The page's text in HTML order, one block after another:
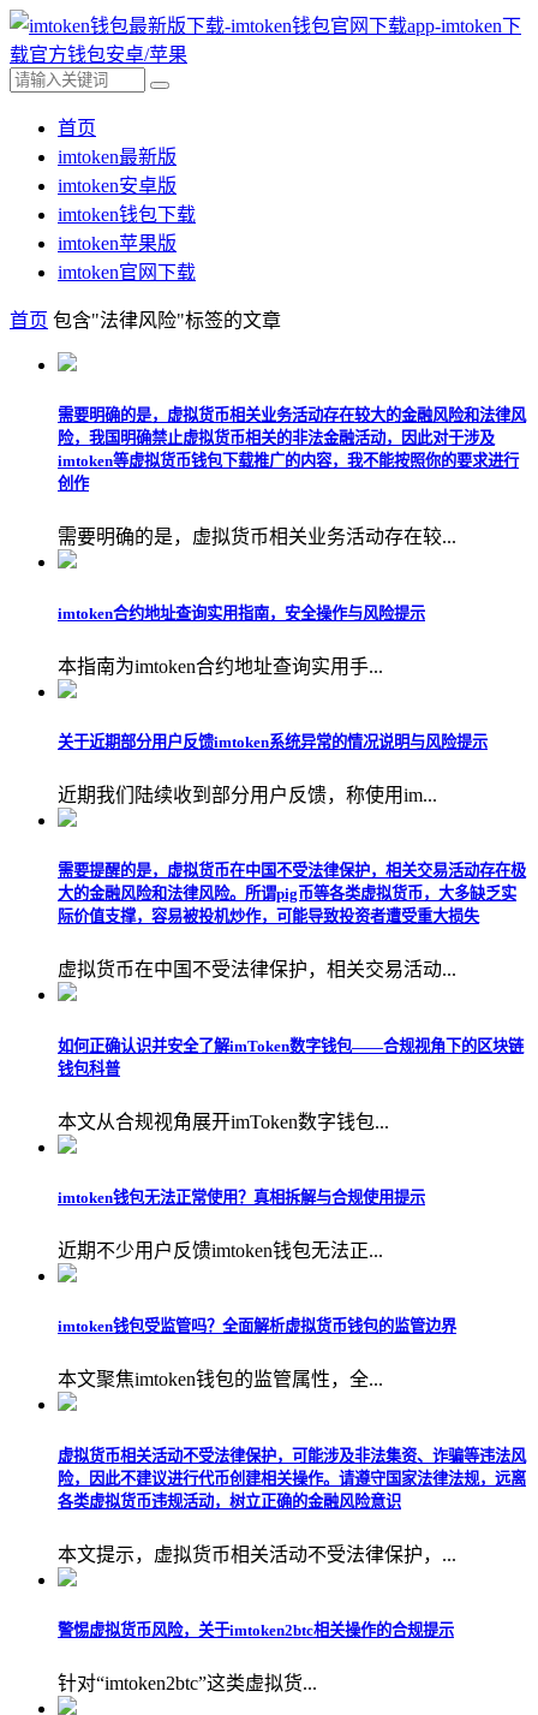
首页
imtoken最新版
imtoken安卓版
imtoken钱包下载
imtoken苹果版
imtoken官网下载
首页 包含"法律风险"标签的文章
需要明确的是，虚拟货币相关业务活动存在较大的金融风险和法律风
险，我国明确禁止虚拟货币相关的非法金融活动，因此对于涉及
imtoken等虚拟货币钱包下载推广的内容，我不能按照你的要求进行
创作
需要明确的是，虚拟货币相关业务活动存在较...
imtoken合约地址查询实用指南，安全操作与风险提示
本指南为imtoken合约地址查询实用手...
关于近期部分用户反馈imtoken系统异常的情况说明与风险提示
近期我们陆续收到部分用户反馈，称使用im...
需要提醒的是，虚拟货币在中国不受法律保护，相关交易活动存在极
大的金融风险和法律风险。所谓pig币等各类虚拟货币，大多缺乏实
际价值支撑，容易被投机炒作，可能导致投资者遭受重大损失
虚拟货币在中国不受法律保护，相关交易活动...
如何正确认识并安全了解imToken数字钱包——合规视角下的区块链
钱包科普
本文从合规视角展开imToken数字钱包...
imtoken钱包无法正常使用？真相拆解与合规使用提示
近期不少用户反馈imtoken钱包无法正...
imtoken钱包受监管吗？全面解析虚拟货币钱包的监管边界
本文聚焦imtoken钱包的监管属性，全...
虚拟货币相关活动不受法律保护，可能涉及非法集资、诈骗等违法风
险，因此不建议进行代币创建相关操作。请遵守国家法律法规，远离
各类虚拟货币违规活动，树立正确的金融风险意识
本文提示，虚拟货币相关活动不受法律保护，...
警惕虚拟货币风险，关于imtoken2btc相关操作的合规提示
针对“imtoken2btc”这类虚拟货...